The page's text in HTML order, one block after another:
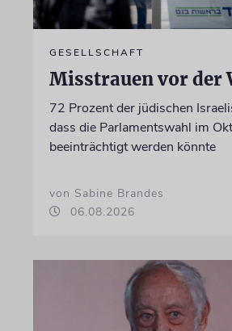
GESELLSCHAFT
Misstrauen vor der
72 Prozent der jüdischen
dass die Parlamentswahl im
beeinträchtigt werden könnte
von Sabine Brandes
06.08.2026